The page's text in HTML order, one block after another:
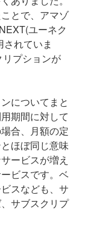
とで、アマゾ
ユーネク
れていま
プションが
についてまと
期間に対して
合、月額の定
ほぼ同じ意味
ービスが増え
ビスです。ベ
スなども、サ
サブスクリプ